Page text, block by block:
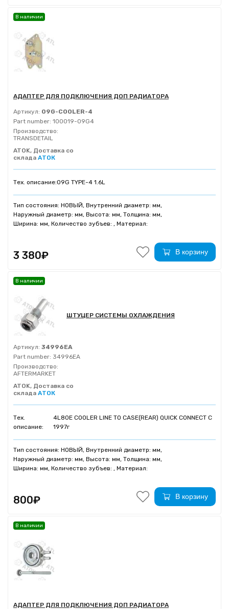
АДАПТЕР ДЛЯ ПОДКЛЮЧЕНИЯ ДОП РАДИАТОРА
Артикул: 09G-COOLER-4
Part number: 100019-09G4
Производство:
TRANSDETAIL
ATOK, Доставка со
склада АТОК
Тех. описание:09G TYPE-4 1.6L
Тип состояния: НОВЫЙ, Внутренний диаметр: мм,
Наружный диаметр: мм, Высота: мм, Толщина: мм,
Ширина: мм, Количество зубъев: , Материал:
В наличии
3 380₽ В корзину
ШТУЦЕР СИСТЕМЫ ОХЛАЖДЕНИЯ
Артикул: 34996EA
Part number: 34996EA
Производство:
AFTERMARKET
ATOK, Доставка со
склада АТОК
Тех.
описание:
4L80E COOLER LINE TO CASE(REAR) QUICK CONNECT C
1997г
Тип состояния: НОВЫЙ, Внутренний диаметр: мм,
Наружный диаметр: мм, Высота: мм, Толщина: мм,
Ширина: мм, Количество зубъев: , Материал:
В наличии
800₽ В корзину
АДАПТЕР ДЛЯ ПОДКЛЮЧЕНИЯ ДОП РАДИАТОРА
В наличии